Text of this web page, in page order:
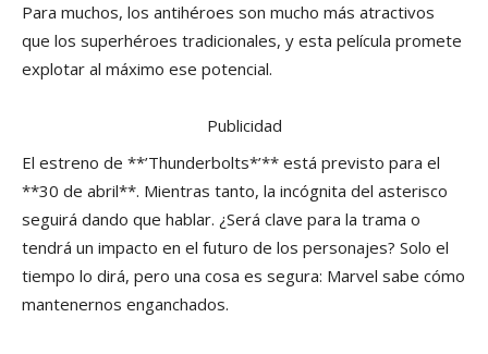
Para muchos, los antihéroes son mucho más atractivos
que los superhéroes tradicionales, y esta película promete
explotar al máximo ese potencial.
Publicidad
El estreno de **’Thunderbolts*’** está previsto para el
**30 de abril**. Mientras tanto, la incógnita del asterisco
seguirá dando que hablar. ¿Será clave para la trama o
tendrá un impacto en el futuro de los personajes? Solo el
tiempo lo dirá, pero una cosa es segura: Marvel sabe cómo
mantenernos enganchados.